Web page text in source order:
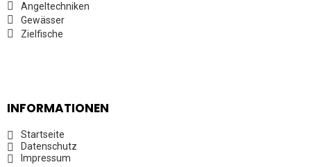
Angeltechniken
Gewässer
Zielfische
INFORMATIONEN
Startseite
Datenschutz
Impressum